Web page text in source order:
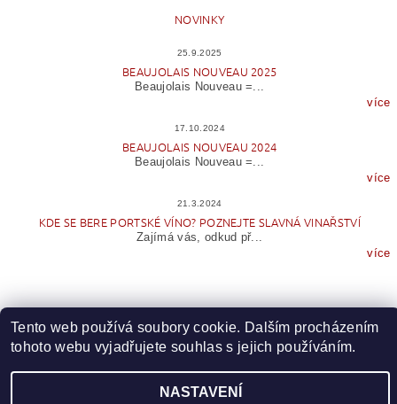
NOVINKY
25.9.2025
BEAUJOLAIS NOUVEAU 2025
Beaujolais Nouveau =...
více
17.10.2024
BEAUJOLAIS NOUVEAU 2024
Beaujolais Nouveau =...
více
21.3.2024
KDE SE BERE PORTSKÉ VÍNO? POZNEJTE SLAVNÁ VINAŘSTVÍ
Zajímá vás, odkud př...
více
Upravit nastavení cookies
Tento web používá soubory cookie. Dalším procházením
tohoto webu vyjadřujete souhlas s jejich používáním.
NASTAVENÍ